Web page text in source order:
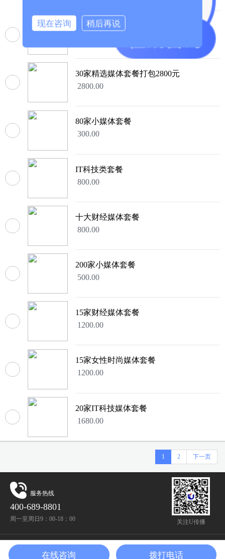
KA客户深度定制套餐
30家精选媒体套餐打包2800元
2800.00
80家小媒体套餐
300.00
IT科技类套餐
800.00
十大财经媒体套餐
800.00
200家小媒体套餐
500.00
15家财经媒体套餐
1200.00
15家女性时尚媒体套餐
1200.00
20家IT科技媒体套餐
1680.00
1 2 下一页
服务热线
400-689-8801
周一至周日9：00-18：00 关注U传播
COPYRIGHT ©2020 深圳拓宽传媒有限公司
ALL RIGHTS RESERVED 粤ICP备15019698号
现在咨询 稍后再说
在线咨询 拨打电话